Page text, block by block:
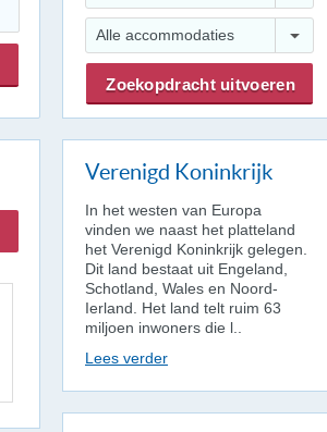
Alle accommodaties
Verenigd Koninkrijk
In het westen van Europa
vinden we naast het platteland
het Verenigd Koninkrijk gelegen.
Dit land bestaat uit Engeland,
Schotland, Wales en Noord-
Ierland. Het land telt ruim 63
miljoen inwoners die l..
Lees verder